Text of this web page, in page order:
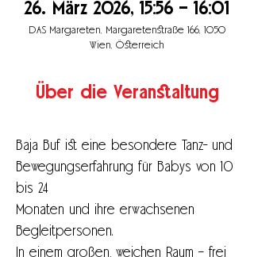
26. März 2026, 15:56 – 16:01
DAS Margareten, Margaretenstraße 166, 1050
Wien, Österreich
Über die Veranstaltung
Baja Buf ist eine besondere Tanz- und
Bewegungserfahrung für Babys von 10
bis 24
Monaten und ihre erwachsenen
Begleitpersonen.
In einem großen, weichen Raum – frei